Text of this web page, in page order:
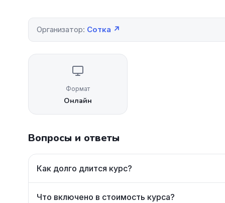
Организатор: Сотка ↗
Формат
Онлайн
Вопросы и ответы
Как долго длится курс?
Что включено в стоимость курса?